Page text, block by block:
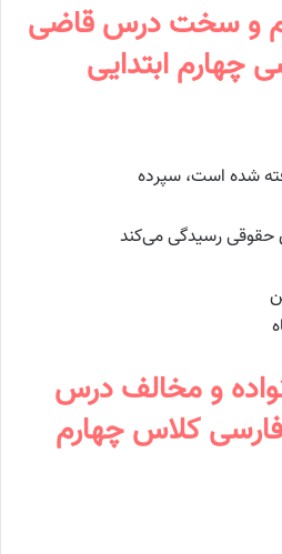
و سخت درس قاضی
چهارم ابتدایی
شده است، سپرده
حقوقی رسیدگی می‌کند
و مخالف درس
کلاس چهارم